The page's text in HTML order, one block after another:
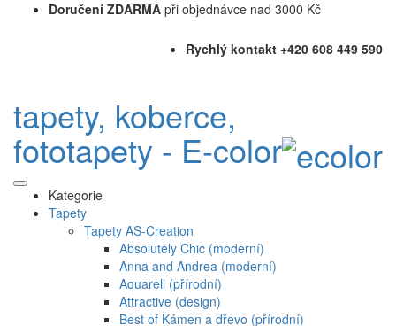
Doručení ZDARMA při objednávce nad 3000 Kč
Rychlý kontakt +420 608 449 590
tapety, koberce,
fototapety - E-color
Kategorie
Tapety
Tapety AS-Creation
Absolutely Chic (moderní)
Anna and Andrea (moderní)
Aquarell (přírodní)
Attractive (design)
Best of Kámen a dřevo (přírodní)